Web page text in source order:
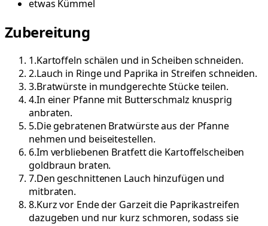
etwas Kümmel
Zubereitung
1.Kartoffeln schälen und in Scheiben schneiden.
2.Lauch in Ringe und Paprika in Streifen schneiden.
3.Bratwürste in mundgerechte Stücke teilen.
4.In einer Pfanne mit Butterschmalz knusprig
anbraten.
5.Die gebratenen Bratwürste aus der Pfanne
nehmen und beiseitestellen.
6.Im verbliebenen Bratfett die Kartoffelscheiben
goldbraun braten.
7.Den geschnittenen Lauch hinzufügen und
mitbraten.
8.Kurz vor Ende der Garzeit die Paprikastreifen
dazugeben und nur kurz schmoren, sodass sie